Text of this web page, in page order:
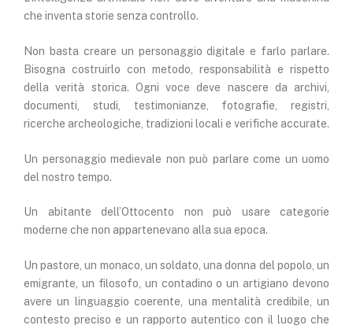
che inventa storie senza controllo.
Non basta creare un personaggio digitale e farlo parlare.
Bisogna costruirlo con metodo, responsabilità e rispetto
della verità storica. Ogni voce deve nascere da archivi,
documenti, studi, testimonianze, fotografie, registri,
ricerche archeologiche, tradizioni locali e verifiche accurate.
Un personaggio medievale non può parlare come un uomo
del nostro tempo.
Un abitante dell’Ottocento non può usare categorie
moderne che non appartenevano alla sua epoca.
Un pastore, un monaco, un soldato, una donna del popolo, un
emigrante, un filosofo, un contadino o un artigiano devono
avere un linguaggio coerente, una mentalità credibile, un
contesto preciso e un rapporto autentico con il luogo che